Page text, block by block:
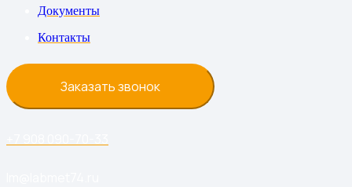
Документы
Контакты
Заказать звонок